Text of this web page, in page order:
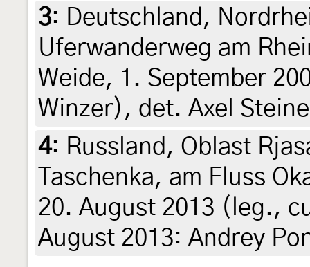
3: Deutschland,
Uferwanderweg am
Weide, 1. September
Winzer), det. Axel
4: Russland, Oblast
Taschenka, am Fluss
20. August 2013 (leg.,
August 2013: Andrey